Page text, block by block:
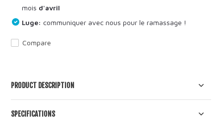
mois d'avril
Luge: communiquer avec nous pour le ramassage !
Compare
PRODUCT DESCRIPTION
SPECIFICATIONS